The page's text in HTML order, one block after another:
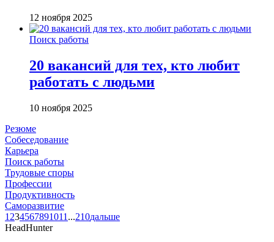
12 ноября 2025
Поиск работы
20 вакансий для тех, кто любит
работать с людьми
10 ноября 2025
Резюме
Собеседование
Карьера
Поиск работы
Трудовые споры
Профессии
Продуктивность
Саморазвитие
1 234567891011 ...210дальше
HeadHunter